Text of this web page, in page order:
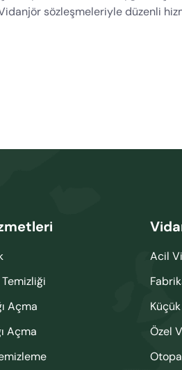
sözleşmeleriyle düzenli
Temizliği
Açma
Açma
Acil
Özel